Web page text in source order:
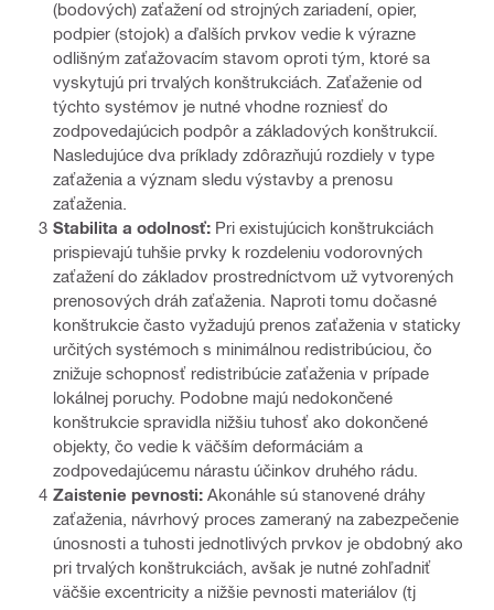
(bodových) zaťažení od strojných zariadení, opier,
podpier (stojok) a ďalších prvkov vedie k výrazne
odlišným zaťažovacím stavom oproti tým, ktoré sa
vyskytujú pri trvalých konštrukciách. Zaťaženie od
týchto systémov je nutné vhodne rozniesť do
zodpovedajúcich podpôr a základových konštrukcií.
Nasledujúce dva príklady zdôrazňujú rozdiely v type
zaťaženia a význam sledu výstavby a prenosu
zaťaženia.
Stabilita a odolnosť: Pri existujúcich konštrukciách
prispievajú tuhšie prvky k rozdeleniu vodorovných
zaťažení do základov prostredníctvom už vytvorených
prenosových dráh zaťaženia. Naproti tomu dočasné
konštrukcie často vyžadujú prenos zaťaženia v staticky
určitých systémoch s minimálnou redistribúciou, čo
znižuje schopnosť redistribúcie zaťaženia v prípade
lokálnej poruchy. Podobne majú nedokončené
konštrukcie spravidla nižšiu tuhosť ako dokončené
objekty, čo vedie k väčším deformáciám a
zodpovedajúcemu nárastu účinkov druhého rádu.
Zaistenie pevnosti: Akonáhle sú stanovené dráhy
zaťaženia, návrhový proces zameraný na zabezpečenie
únosnosti a tuhosti jednotlivých prvkov je obdobný ako
pri trvalých konštrukciách, avšak je nutné zohľadniť
väčšie excentricity a nižšie pevnosti materiálov (tj